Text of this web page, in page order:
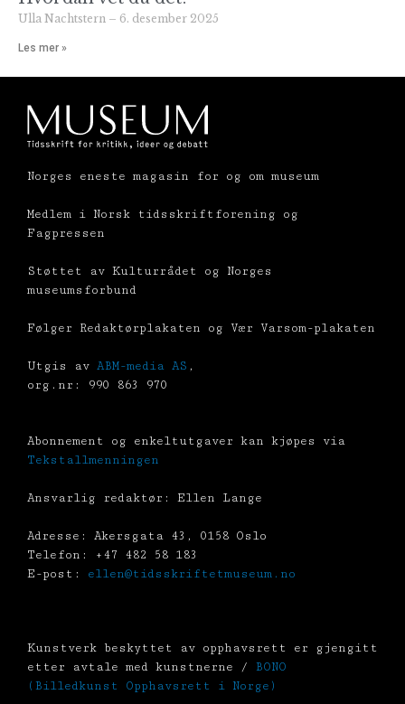
Ulla Nachtstern 6. desember 2025
Les mer »
Norges eneste magasin for og om museum
Medlem i Norsk tidsskriftforening og
Fagpressen
Støttet av Kulturrådet og Norges
museumsforbund
Følger Redaktørplakaten og Vær Varsom-plakaten
Utgis av ABM-media AS ,
org.nr: 990 863 970
Abonnement og enkeltutgaver kan kjøpes via
Tekstallmenningen
Ansvarlig redaktør: Ellen Lange
Adresse: Akersgata 43, 0158 Oslo
Telefon: +47 482 58 183
E-post: ellen@tidsskriftetmuseum.no
Kunstverk beskyttet av opphavsrett er gjengitt
etter avtale med kunstnerne / BONO
(Billedkunst Opphavsrett i Norge)